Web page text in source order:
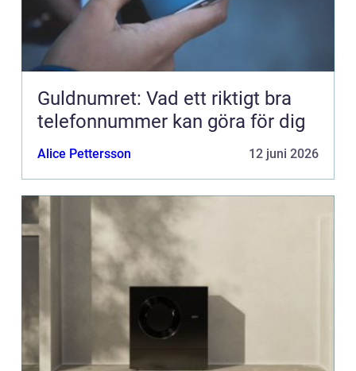
Guldnumret: Vad ett riktigt bra
telefonnummer kan göra för dig
Alice Pettersson 12 juni 2026